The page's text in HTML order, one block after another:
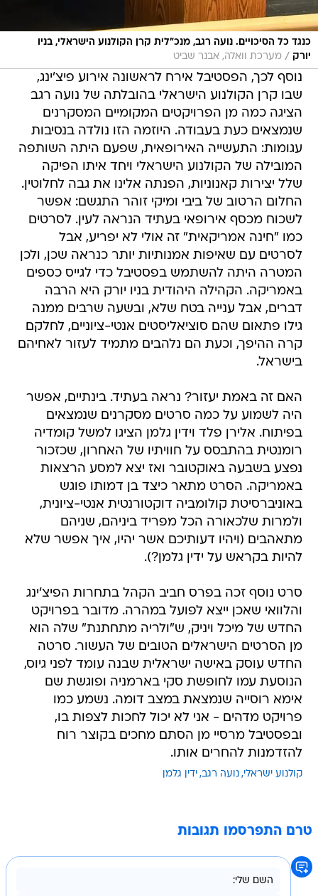
כנגד כל הסיכויים. נועה רגב, מנכ"לית קרן הקולנוע הישראלי, בניו
יורק / מערכת וואלה, אבנר שביט
נוסף לכך, הפסטיבל אירח לראשונה אירוע פיצ'ינג,
שבו קרן הקולנוע הישראלי בהובלתה של נועה רגב
הציגה כמה מן הפרויקטים המקומיים המסקרנים
שנמצאים כעת בעבודה. היוזמה הזו נולדה בנסיבות
עגומות: התעשייה האירופאית, שפעם היתה השותפה
המובילה של הקולנוע הישראלי ויחד איתו הפיקה
שלל יצירות קאנוניות, הפנתה אלינו את גבה לחלוטין.
החלום הרטוב של ביבי ומיקי זוהר התגשם: אפשר
לשכוח מכסף אירופאי בעתיד הנראה לעין. לסרטים
כמו "חינה אמריקאית" זה אולי לא יפריע, אבל
לסרטים עם שאיפות אמנותיות יותר כנראה שכן, ולכן
המטרה היתה להשתמש בפסטיבל כדי לגייס כספים
באמריקה. הקהילה היהודית בניו יורק היא הרבה
דברים, אבל ענייה בטח שלא, ובשעה שרבים ממנה
גילו פתאום שהם סוציאליסטים אנטי-ציוניים, לחלקם
קרה ההיפך, וכעת הם נלהבים מתמיד לעזור לאחיהם
בישראל.
האם זה באמת יעזור? נראה בעתיד. בינתיים, אפשר
היה לשמוע על כמה סרטים מסקרנים שנמצאים
בפיתוח. אלירן פלד וידין גלמן הציגו למשל קומדיה
רומנטית בהתבסס על חוויתיו של האחרון, שכזכור
נפצע בשבעה באוקטובר ואז יצא למסע הרצאות
באמריקה. הסרט מתאר כיצד בן דמותו פוגש
באוניברסיטת קולומביה דוקטורנטית אנטי-ציונית,
ולמרות שלכאורה הכל מפריד ביניהם, שניהם
מתאהבים (ויהיו דעותיכם אשר יהיו, איך אפשר שלא
להיות בקראש על ידין גלמן?).
סרט נוסף זכה בפרס חביב הקהל בתחרות הפיצ'ינג
והלוואי שאכן ייצא לפועל במהרה. מדובר בפרויקט
החדש של מיכל ויניק, ש"ולריה מתחתנת" שלה הוא
מן הסרטים הישראלים הטובים של העשור. סרטה
החדש עוסק באישה ישראלית שבנה עומד לפני גיוס,
הנוסעת עמו לחופשת סקי בארמניה ופוגשת שם
אימא רוסייה שנמצאת במצב דומה. נשמע כמו
פרויקט מדהים - אני לא יכול לחכות לצפות בו,
ובפסטיבל מרסיי מן הסתם מחכים בקוצר רוח
להזדמנות להחרים אותו.
קולנוע ישראלי נועה רגב ידין גלמן
טרם התפרסמו תגובות